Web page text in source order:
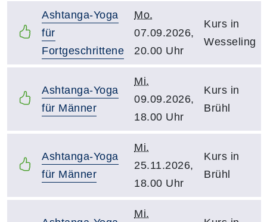
Ashtanga-Yoga
für
Fortgeschrittene
Mo.
07.09.2026,
20.00 Uhr
Kurs in
Wesseling
Ashtanga-Yoga
für Männer
Mi.
09.09.2026,
18.00 Uhr
Kurs in
Brühl
Ashtanga-Yoga
für Männer
Mi.
25.11.2026,
18.00 Uhr
Kurs in
Brühl
Mi.